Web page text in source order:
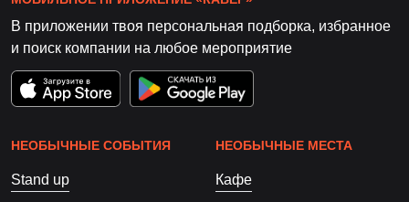
В приложении твоя персональная подборка, избранное
и поиск компании на любое мероприятие
НЕОБЫЧНЫЕ СОБЫТИЯ
Stand up
НЕОБЫЧНЫЕ МЕСТА
Кафе